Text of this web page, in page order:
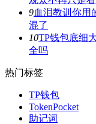
9血泪教训你用
混了
10TP钱包底细
全吗
热门标签
TP钱包
TokenPocket
助记词